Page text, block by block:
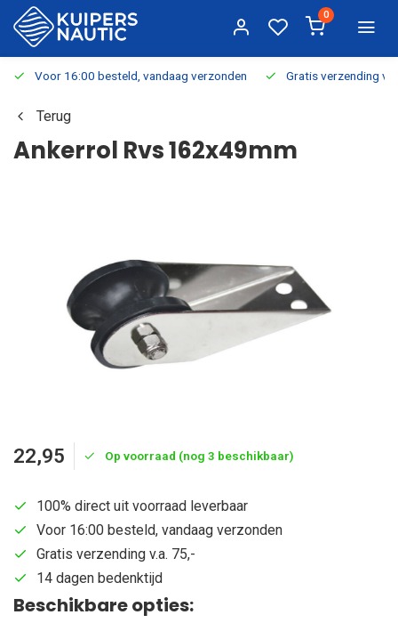
0
Voor 16:00 besteld, vandaag verzonden Gratis verzending
Terug
Ankerrol Rvs 162x49mm
22,95 Op voorraad (nog 3 beschikbaar)
100% direct uit voorraad leverbaar
Voor 16:00 besteld, vandaag verzonden
Gratis verzending v.a. 75,-
14 dagen bedenktijd
Beschikbare opties: